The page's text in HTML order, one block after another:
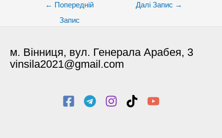
← Попередній
Запис
Далі Запис →
м. Вінниця, вул. Генерала Арабея, 3
vinsila2021@gmail.com